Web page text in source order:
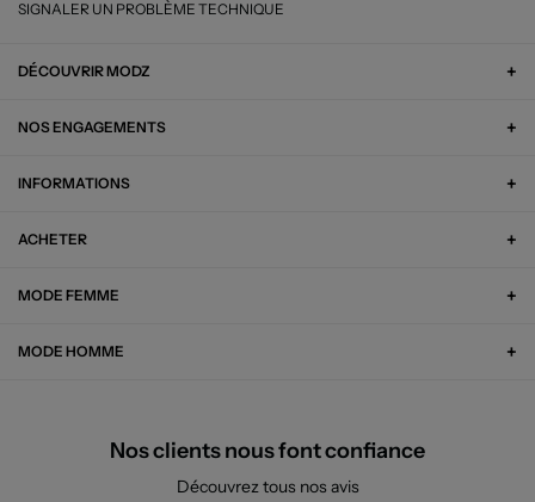
SIGNALER UN PROBLÈME TECHNIQUE
DÉCOUVRIR MODZ
NOS ENGAGEMENTS
INFORMATIONS
ACHETER
MODE FEMME
MODE HOMME
Nos clients nous font confiance
Découvrez tous nos avis